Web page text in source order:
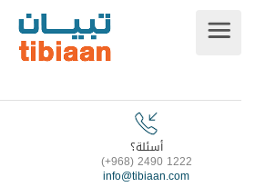
أسئلة؟
(+968) 2490 1222
info@tibiaan.com